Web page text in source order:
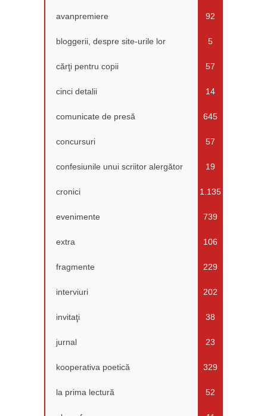
avanpremiere 92
bloggerii, despre site-urile lor 5
cărţi pentru copii 57
cinci detalii 14
comunicate de presă 645
concursuri 57
confesiunile unui scriitor alergător 19
cronici 1.135
evenimente 739
extra 106
fragmente 229
interviuri 202
invitaţi 38
jurnal 23
kooperativa poetică 329
la prima lectură 52